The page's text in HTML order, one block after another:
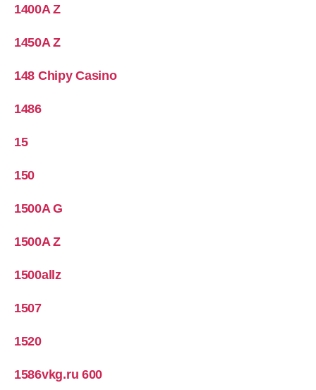
1400A Z
1450A Z
148 Chipy Casino
1486
15
150
1500A G
1500A Z
1500allz
1507
1520
1586vkg.ru 600